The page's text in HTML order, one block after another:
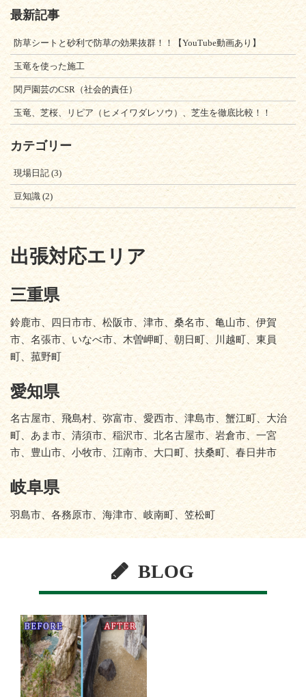
最新記事
防草シートと砂利で防草の効果抜群！！【YouTube動画あり】
玉竜を使った施工
関戸園芸のCSR（社会的責任）
玉竜、芝桜、リピア（ヒメイワダレソウ）、芝生を徹底比較！！
カテゴリー
現場日記 (3)
豆知識 (2)
出張対応エリア
三重県
鈴鹿市、四日市市、松阪市、津市、桑名市、亀山市、伊賀
市、名張市、いなべ市、木曽岬町、朝日町、川越町、東員
町、菰野町
愛知県
名古屋市、飛島村、弥富市、愛西市、津島市、蟹江町、大治
町、あま市、清須市、稲沢市、北名古屋市、岩倉市、一宮
市、豊山市、小牧市、江南市、大口町、扶桑町、春日井市
岐阜県
羽島市、各務原市、海津市、岐南町、笠松町
BLOG